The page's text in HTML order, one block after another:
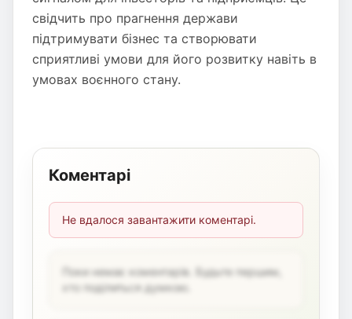
свідчить про прагнення держави
підтримувати бізнес та створювати
сприятливі умови для його розвитку навіть в
умовах воєнного стану.
Коментарі
Не вдалося завантажити коментарі.
Поки немає коментарів. Будьте першим,
хто поділиться думкою.